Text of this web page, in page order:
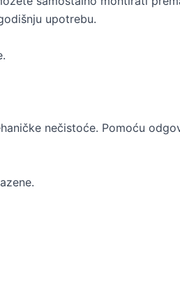
upotrebu.
nečistoće. Pomoću